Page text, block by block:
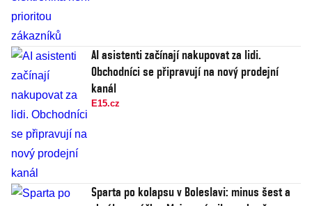
AI asistenti začínají nakupovat za lidi.
Obchodníci se připravují na nový prodejní
kanál
E15.cz
Sparta po kolapsu v Boleslavi: minus šest a